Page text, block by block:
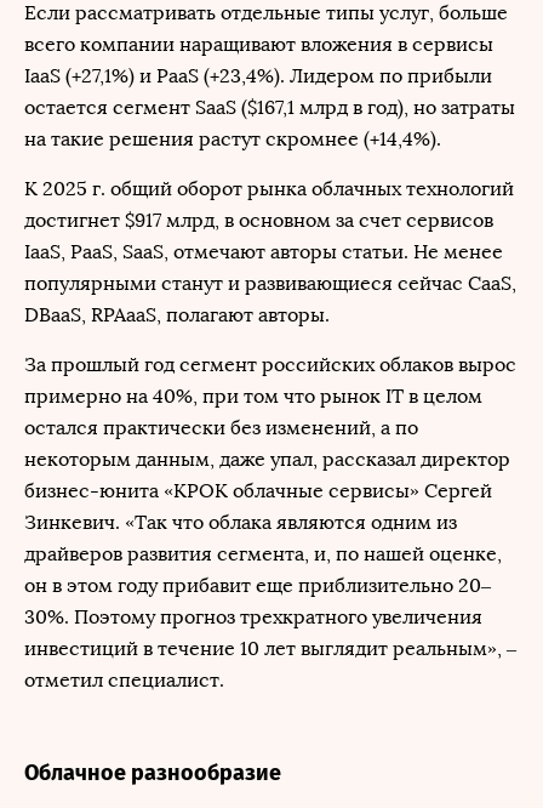
Если рассматривать отдельные типы услуг, больше
всего компании наращивают вложения в сервисы
IaaS (+27,1%) и PaaS (+23,4%). Лидером по прибыли
остается сегмент SaaS ($167,1 млрд в год), но затраты
на такие решения растут скромнее (+14,4%).
К 2025 г. общий оборот рынка облачных технологий
достигнет $917 млрд, в основном за счет сервисов
IaaS, PaaS, SaaS, отмечают авторы статьи. Не менее
популярными станут и развивающиеся сейчас CaaS,
DBaaS, RPAaaS, полагают авторы.
За прошлый год сегмент российских облаков вырос
примерно на 40%, при том что рынок IT в целом
остался практически без изменений, а по
некоторым данным, даже упал, рассказал директор
бизнес-юнита «КРОК облачные сервисы» Сергей
Зинкевич. «Так что облака являются одним из
драйверов развития сегмента, и, по нашей оценке,
он в этом году прибавит еще приблизительно 20–
30%. Поэтому прогноз трехкратного увеличения
инвестиций в течение 10 лет выглядит реальным», –
отметил специалист.
Облачное разнообразие